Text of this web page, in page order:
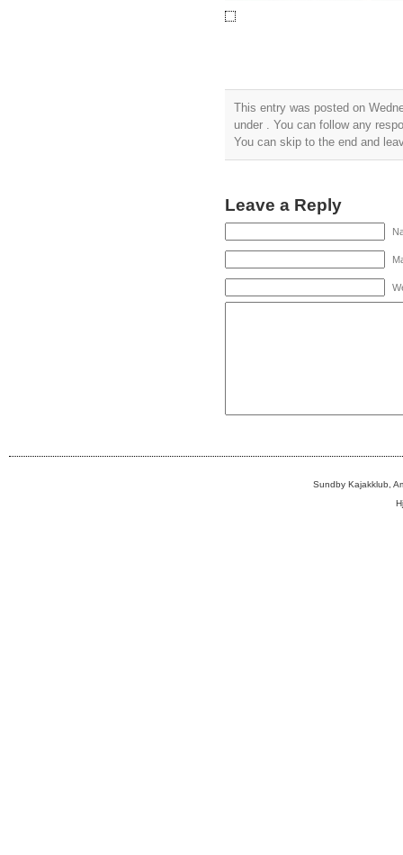
This entry was posted on
under . You can follow any
You can skip to the end and
Leave a Reply
Sundby Kajakklub,